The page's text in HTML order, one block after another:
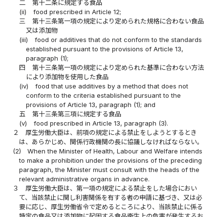
二
第十二条に規定する食品
(ii)
food prescribed in Article 12;
三
第十三条第一項の規定により定められた規格に合わない食品
又は添加物
(iii)
food or additives that do not conform to the standards
established pursuant to the provisions of Article 13,
paragraph (1);
四
第十三条第一項の規定により定められた基準に合わない方法
により添加物を使用した食品
(iv)
food that use additives by a method that does not
conform to the criteria established pursuant to the
provisions of Article 13, paragraph (1); and
五
第十三条第三項に規定する食品
(v)
food prescribed in Article 13, paragraph (3).
２
厚生労働大臣は、前項の規定による禁止をしようとするとき
は、あらかじめ、関係行政機関の長に協議しなければならない。
(2)
When the Minister of Health, Labour and Welfare intends
to make a prohibition under the provisions of the preceding
paragraph, the Minister must consult with the heads of the
relevant administrative organs in advance.
３
厚生労働大臣は、第一項の規定による禁止をした場合におい
て、当該禁止に関し利害関係を有する者の申請に基づき、又は必
要に応じ、厚生労働省令で定めるところにより、当該禁止に係る